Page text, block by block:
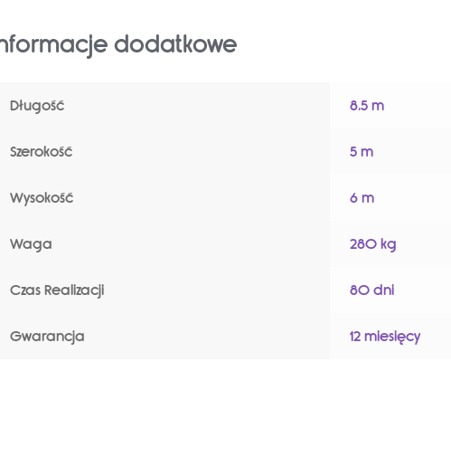
dodatkowe
Długość 8.5 m
Szerokość 5 m
Wysokość 6 m
Waga 280 kg
Czas Realizacji 80 dni
Gwarancja 12 miesięcy